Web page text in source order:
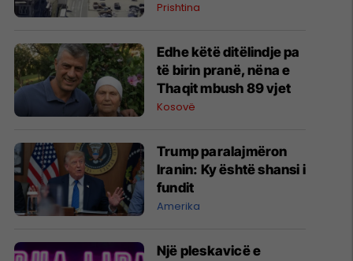
Prishtinës ofron
Prishtina
Edhe këtë ditëlindje pa
të birin pranë, nëna e
Thaqit mbush 89 vjet
Kosovë
Trump paralajmëron
Iranin: Ky është shansi i
fundit
Amerika
Një pleskavicë e